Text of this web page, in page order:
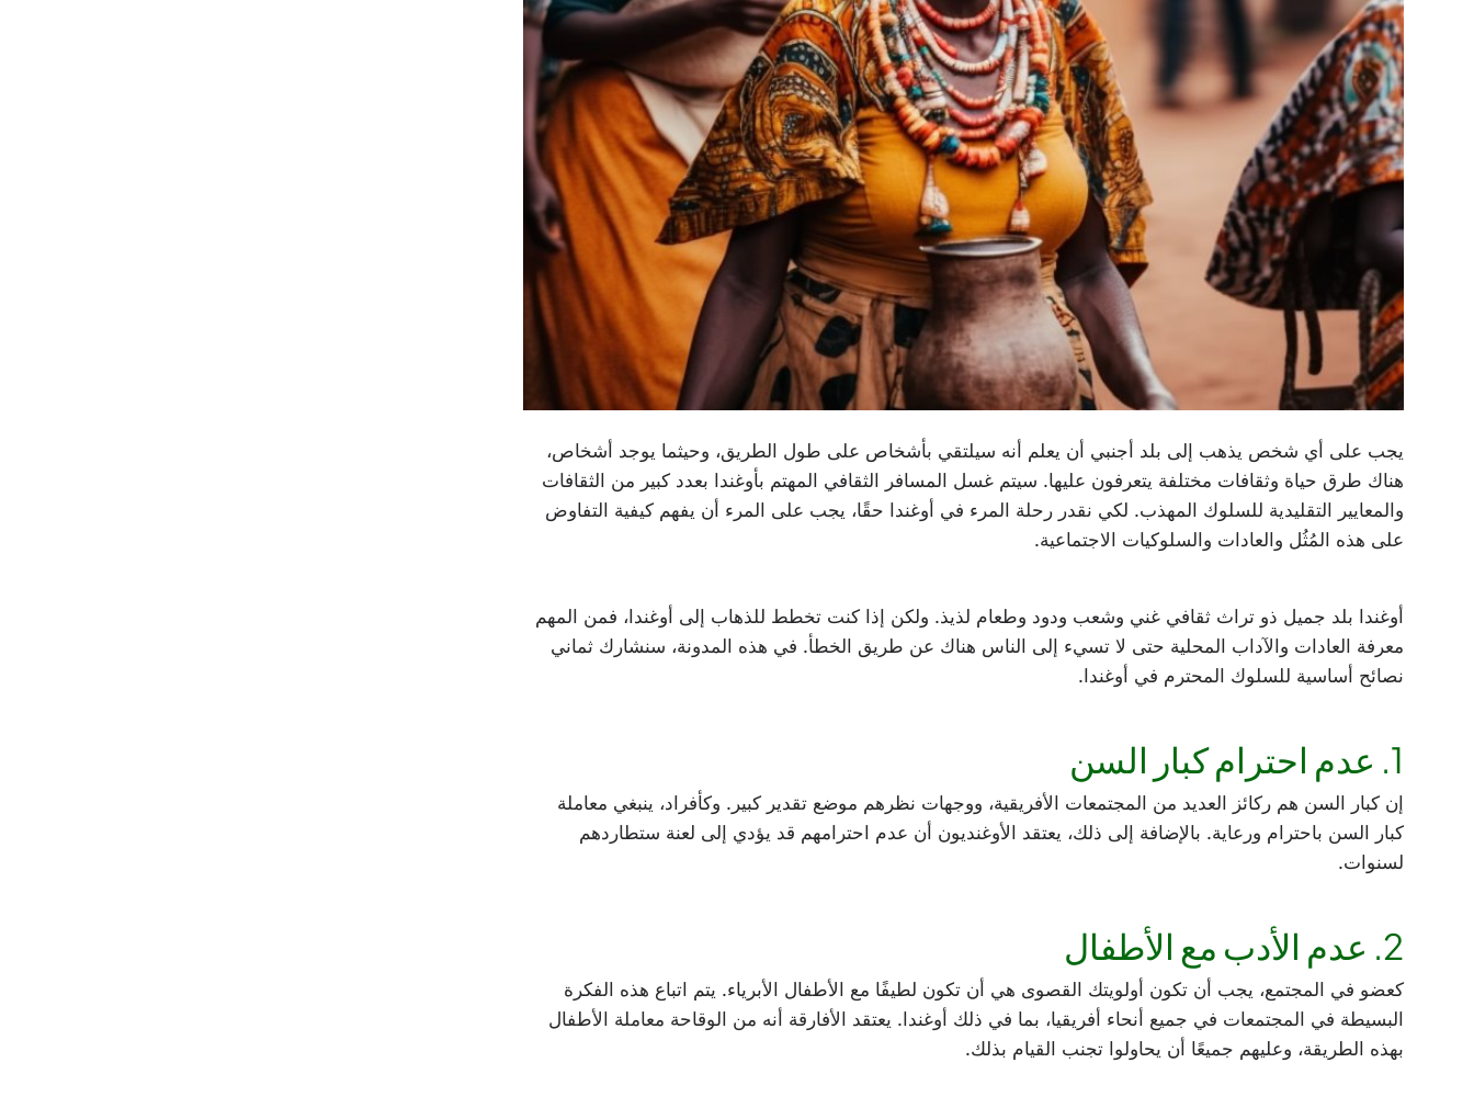
يجب على أي شخص يذهب إلى بلد أجنبي أن يعلم أنه سيلتقي بأشخاص على طول الطريق، وحيثما يوجد أشخاص،
هناك طرق حياة وثقافات مختلفة يتعرفون عليها. سيتم غسل المسافر الثقافي المهتم بأوغندا بعدد كبير من الثقافات
والمعايير التقليدية للسلوك المهذب. لكي نقدر رحلة المرء في أوغندا حقًا، يجب على المرء أن يفهم كيفية التفاوض
على هذه المُثُل والعادات والسلوكيات الاجتماعية.
أوغندا بلد جميل ذو تراث ثقافي غني وشعب ودود وطعام لذيذ. ولكن إذا كنت تخطط للذهاب إلى أوغندا، فمن المهم
معرفة العادات والآداب المحلية حتى لا تسيء إلى الناس هناك عن طريق الخطأ. في هذه المدونة، سنشارك ثماني
نصائح أساسية للسلوك المحترم في أوغندا.
1. عدم احترام كبار السن
إن كبار السن هم ركائز العديد من المجتمعات الأفريقية، ووجهات نظرهم موضع تقدير كبير. وكأفراد، ينبغي معاملة
كبار السن باحترام ورعاية. بالإضافة إلى ذلك، يعتقد الأوغنديون أن عدم احترامهم قد يؤدي إلى لعنة ستطاردهم
لسنوات.
2. عدم الأدب مع الأطفال
كعضو في المجتمع، يجب أن تكون أولويتك القصوى هي أن تكون لطيفًا مع الأطفال الأبرياء. يتم اتباع هذه الفكرة
البسيطة في المجتمعات في جميع أنحاء أفريقيا، بما في ذلك أوغندا. يعتقد الأفارقة أنه من الوقاحة معاملة الأطفال
بهذه الطريقة، وعليهم جميعًا أن يحاولوا تجنب القيام بذلك.